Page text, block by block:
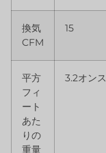
換気
CFM
15
平方
フィ
ート
あた
りの
重量
3.2オンス